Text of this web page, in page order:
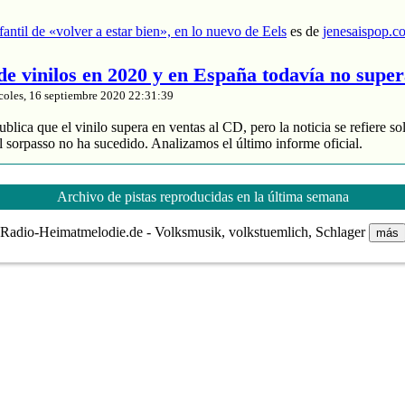
de «volver a estar bien», en lo nuevo de Eels es de
vinilos en 2020 y en España todavía no
16 septiembre 2020 22:31:39
que el vinilo supera en ventas al CD, pero la noticia se refiere
sorpasso no ha sucedido. Analizamos el último informe oficial.
y divide entre 2 sus ventas
grabada sube un 4% en España
de vinilos en 2020 y en España todavía no supera al CDes de
Archivo de pistas reproducidas en la última semana
Radio-Heimatmelodie.de - Volksmusik, volkstuemlich, Schlager más